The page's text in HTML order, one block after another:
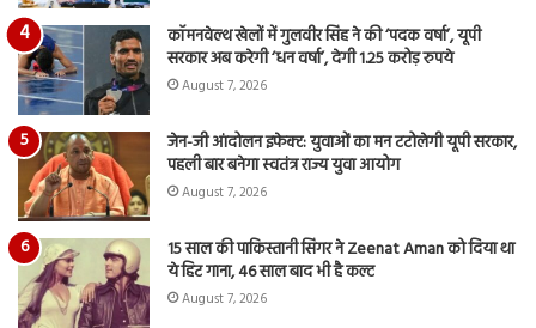
कॉमनवेल्थ खेलों में गुलवीर सिंह ने की ‘पदक वर्षा’, यूपी
सरकार अब करेगी ‘धन वर्षा’, देगी 1.25 करोड़ रुपये
August 7, 2026
जेन-जी आंदोलन इफेक्ट: युवाओं का मन टटोलेगी यूपी सरकार,
पहली बार बनेगा स्वतंत्र राज्य युवा आयोग
August 7, 2026
15 साल की पाकिस्तानी सिंगर ने Zeenat Aman को दिया था
ये हिट गाना, 46 साल बाद भी है कल्ट
August 7, 2026